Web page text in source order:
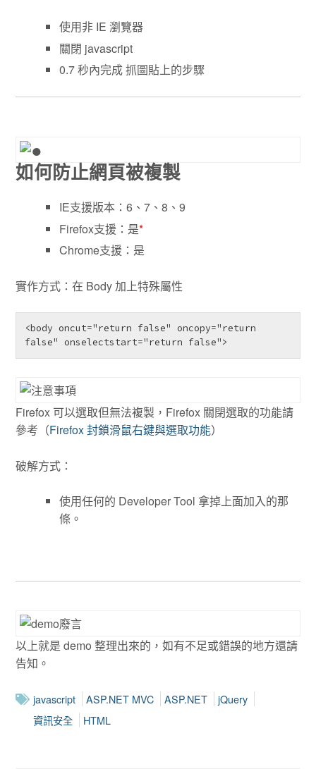
使用非 IE 瀏覽器
關閉 javascript
0.7 秒內完成 抓圖貼上的步驟
如何防止網頁被複製
IE支援版本：6、7、8、9
Firefox支援：是*
Chrome支援：是
實作方式：在 Body 加上特殊屬性
<body oncut="return false" oncopy="return
false" onselectstart="return false">
Firefox 可以選取但無法複製，Firefox 關閉選取的功能請
參考（Firefox 封鎖滑鼠右鍵與選取功能）
破解方式：
使用任何的 Developer Tool 拿掉上面加入的那
條。
以上就是 demo 整理出來的，如有不足或錯誤的地方還請
告知。
javascript ASP.NET MVC ASP.NET
jQuery
資訊安全
HTML